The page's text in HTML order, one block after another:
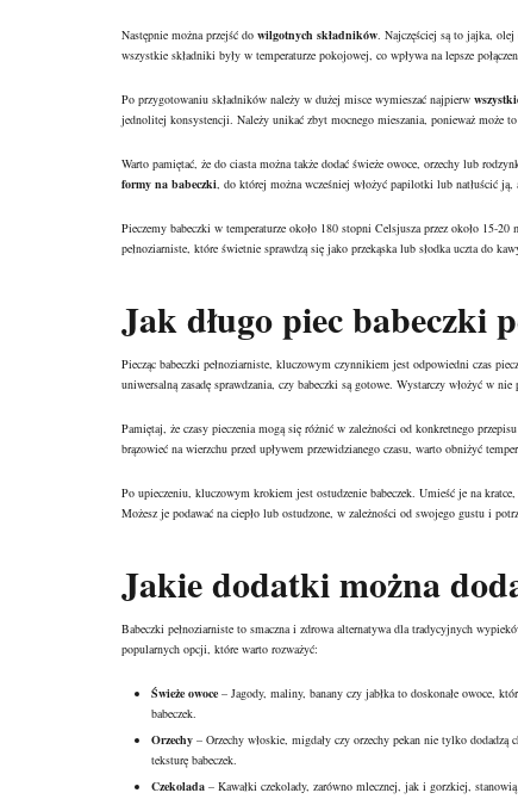
Następnie można przejść do wilgotnych składników. Najczęściej są to jajka,
wszystkie składniki były w temperaturze pokojowej, co wpływa na lepsze
Po przygotowaniu składników należy w dużej misce wymieszać najpierw
jednolitej konsystencji. Należy unikać zbyt mocnego mieszania, ponieważ może
Warto pamiętać, że do ciasta można także dodać świeże owoce, orzechy lub
formy na babeczki, do której można wcześniej włożyć papilotki lub natłuścić
Pieczemy babeczki w temperaturze około 180 stopni Celsjusza przez około 15-
pełnoziarniste, które świetnie sprawdzą się jako przekąskalub słodka uczta do
Jak długo piec babeczki
Piecząc babeczki pełnoziarniste, kluczowym czynnikiem jest odpowiedni czas
uniwersalną zasadę sprawdzania, czy babeczki są gotowe. Wystarczy włożyć w
Pamiętaj, że czasy pieczenia mogą się różnić w zależności od konkretnego
brązowieć na wierzchu przed upływem przewidzianego czasu, warto obniżyć
Po upieczeniu, kluczowym krokiem jest ostudzenie babeczek. Umieść je na
Możesz je podawać na ciepło lub ostudzone, w zależności od swojego gustu i
Jakie dodatki można
Babeczki pełnoziarniste to smaczna i zdrowa alternatywa dla tradycyjnych
popularnych opcji, które warto rozważyć:
Świeże owoce – Jagody, maliny, banany czy jabłka to doskonałe owoce,
babeczek.
Orzechy – Orzechy włoskie, migdały czy orzechy pekan nie tylko
teksturę babeczek.
Czekolada – Kawałki czekolady, zarówno mlecznej, jak i gorzkiej,